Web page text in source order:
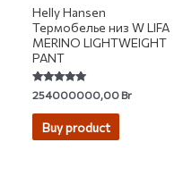
Helly Hansen
Термобелье низ W LIFA
MERINO LIGHTWEIGHT
PANT
Rated
4.88
out of 5
254000000,00Br
Buy product